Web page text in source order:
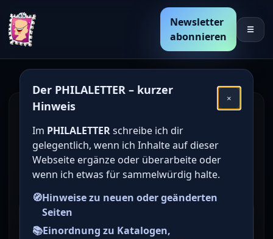
Newsletter
abonnieren
☰
Der PHILALETTER – kurzer
Hinweis
×
Im PHILALETTERschreibe ich dir
gelegentlich, wenn ich Inhalte auf dieser
Webseite ergänze oder überarbeite oder
wenn ich etwas für sammelwürdig halte.
🧭Hinweise zu neuen oder geänderten
Seiten
📚Einordnung zu Katalogen,
Den Katalogwert von
deutschen Briefmarken
online bestimmen /
ermitteln
Briefmarke zu Deutsches